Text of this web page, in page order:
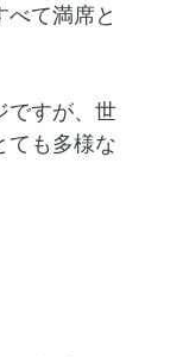
て満席と
ですが、世
ても多様な